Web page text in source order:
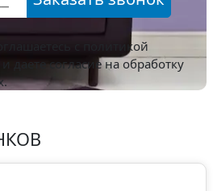
с
политикой
и даете согласие на обработку